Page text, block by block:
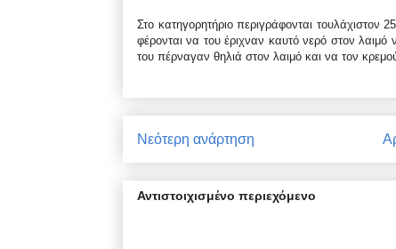
Στο κατηγορητήριο περιγράφονται τουλάχιστον
φέρονται να του έριχναν καυτό νερό στον
του πέρναγαν θηλιά στον λαιμό και να τον
Νεότερη ανάρτηση
Αντιστοιχισμένο περιεχόμενο